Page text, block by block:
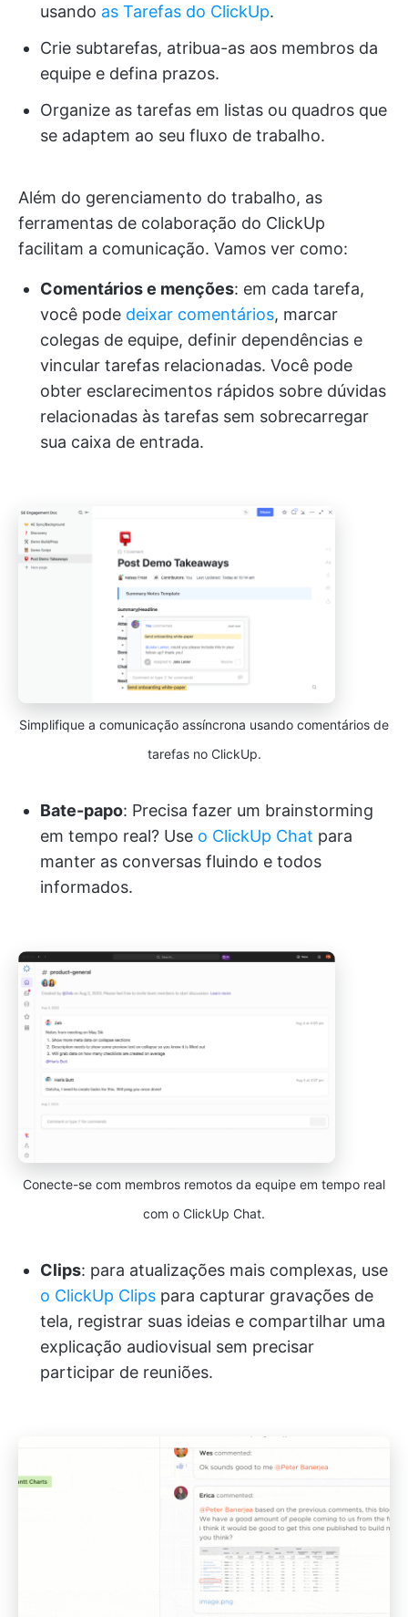
usando as Tarefas do ClickUp.
Crie subtarefas, atribua-as aos membros da
equipe e defina prazos.
Organize as tarefas em listas ou quadros que
se adaptem ao seu fluxo de trabalho.
Além do gerenciamento do trabalho, as
ferramentas de colaboração do ClickUp
facilitam a comunicação. Vamos ver como:
Comentários e menções: em cada tarefa,
você pode deixar comentários, marcar
colegas de equipe, definir dependências e
vincular tarefas relacionadas. Você pode
obter esclarecimentos rápidos sobre dúvidas
relacionadas às tarefas sem sobrecarregar
sua caixa de entrada.
Simplifique a comunicação assíncrona usando comentários de
tarefas no ClickUp.
Bate-papo: Precisa fazer um brainstorming
em tempo real? Use o ClickUp Chat para
manter as conversas fluindo e todos
informados.
Conecte-se com membros remotos da equipe em tempo real
com o ClickUp Chat.
Clips: para atualizações mais complexas, use
o ClickUp Clips para capturar gravações de
tela, registrar suas ideias e compartilhar uma
explicação audiovisual sem precisar
participar de reuniões.